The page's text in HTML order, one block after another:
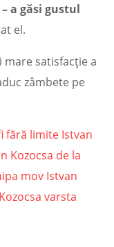
– a găsi gustul
el.
mare satisfacție a
zâmbete pe
fără limite Istvan
Kozocsa de la
mov Istvan
varsta